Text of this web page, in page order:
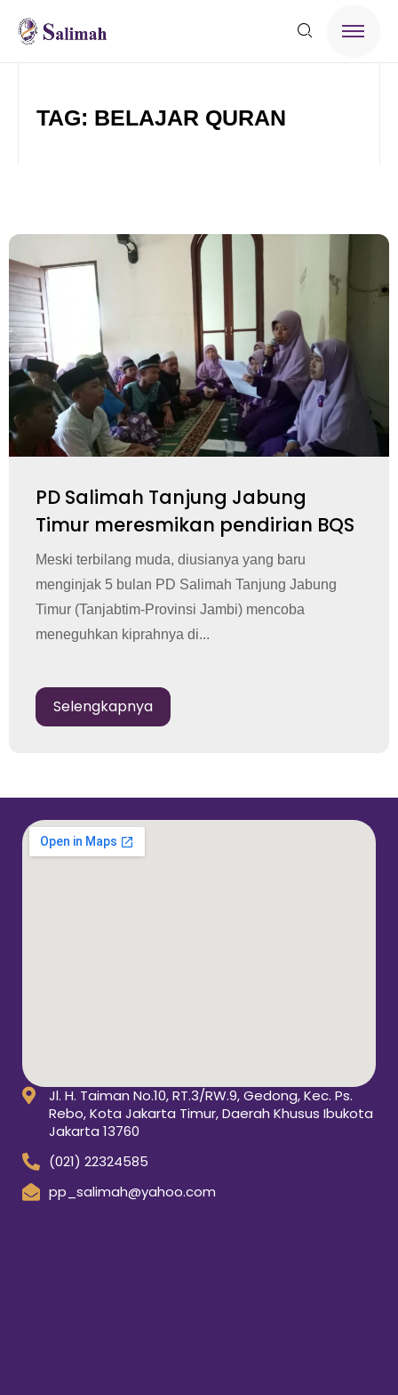
TAG: BELAJAR QURAN
PD Salimah Tanjung Jabung
Timur meresmikan pendirian BQS
Meski terbilang muda, diusianya yang baru
menginjak 5 bulan PD Salimah Tanjung Jabung
Timur (Tanjabtim-Provinsi Jambi) mencoba
meneguhkan kiprahnya di...
Selengkapnya
Jl. H. Taiman No.10, RT.3/RW.9, Gedong, Kec. Ps.
Rebo, Kota Jakarta Timur, Daerah Khusus Ibukota
Jakarta 13760
(021) 22324585
pp_salimah@yahoo.com